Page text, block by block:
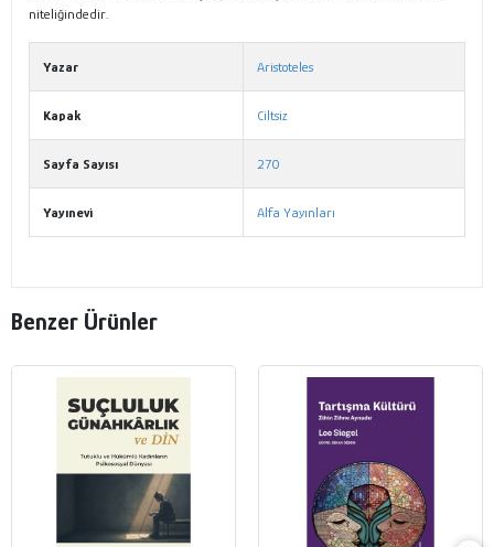
niteliğindedir.
Yazar Aristoteles
Kapak Ciltsiz
Sayfa Sayısı 270
Yayınevi Alfa Yayınları
Benzer Ürünler